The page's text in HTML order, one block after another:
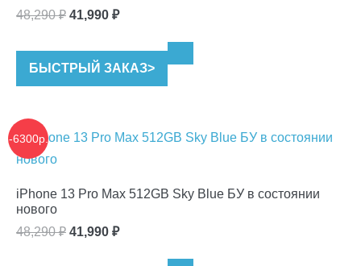
48,290₽ Первоначальная
составляла
41,990 ₽Текущая
БЫСТРЫЙ ЗАКАЗ>
-6300р.
iPhone 13 Pro Max 512GB Sky Blue БУ в состоянии
нового
48,290₽ Первоначальная
41,990 ₽Текущая